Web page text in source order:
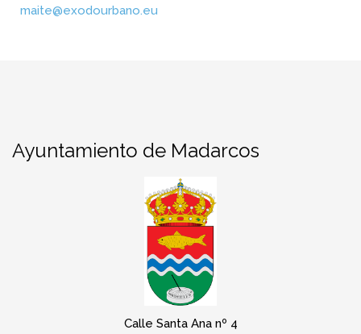
maite@exodourbano.eu
Ayuntamiento de Madarcos
Calle Santa Ana nº 4